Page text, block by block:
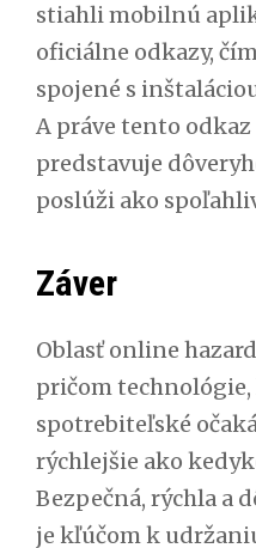
stiahli mobilnú
oficiálne odkazy,
spojené s
A práve tento
predstavuje
poslúži ako
Záver
Oblasť online
pričom
spotrebiteľské
rýchlejšie ako
Bezpečná, rýchla a
je kľúčom k